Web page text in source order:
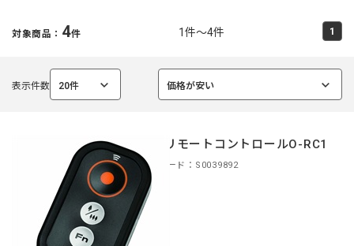
を
く
対象商品： 4件 1件～4件 1
表示件数 20件
選
価格が安い
選
防水リモートコントロールO-RC1
商品コード：S0039892